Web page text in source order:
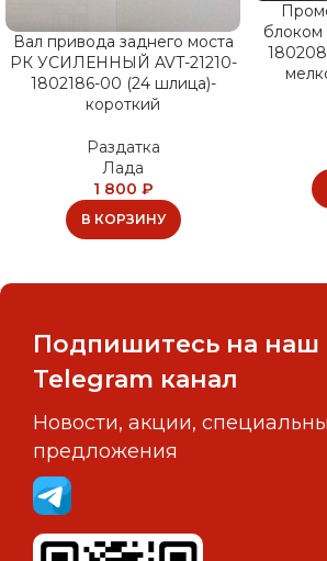
Вал привода заднего моста
РК УСИЛЕННЫЙ AVT-21210-
1802186-00 (24 шлица)-
короткий
Раздатка
Лада
1 800 ₽
В КОРЗИНУ
блоком
Подпишитесь на наш
Telegram канал
Новости, акции,
предложения